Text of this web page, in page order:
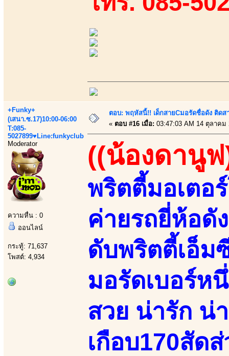
+Funky+
(เสนา.ซ.17)10:00-06:00
T:085-
5027899♥Line:funkyclub
Moderator
ความหื่น : 0
ออนไลน์
กระทู้: 71,637
โพสต์: 4,934
ตอบ: พฤหัสนี้!! เด็กสายCมอรัดชื่อดัง ติดส
« ตอบ #16 เมื่อ: 03:47:03 AM 14 ตุลาคม
((น้องดานู
พริตตี้มอเตอ
ค่ายรถยี่ห้อดั
ดับพริตตี้เอ็ม
มอรัดเบอร์ห
สวย น่ารัก น่
เกือบ170สัด